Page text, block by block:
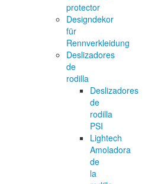
protector
Designdekor
für
Rennverkleidung
Deslizadores
de
rodilla
Deslizadores
de
rodilla
PSI
Lightech
Amoladora
de
la